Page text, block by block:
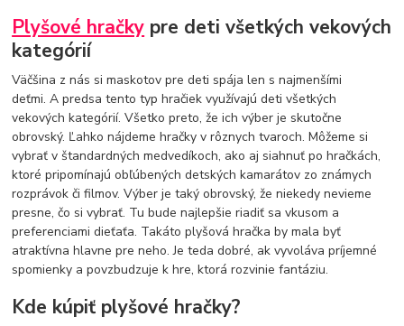
Plyšové hračky pre deti všetkých vekových
kategórií
Väčšina z nás si maskotov pre deti spája len s najmenšími
deťmi. A predsa tento typ hračiek využívajú deti všetkých
vekových kategórií. Všetko preto, že ich výber je skutočne
obrovský. Ľahko nájdeme hračky v rôznych tvaroch. Môžeme si
vybrať v štandardných medvedíkoch, ako aj siahnuť po hračkách,
ktoré pripomínajú obľúbených detských kamarátov zo známych
rozprávok či filmov. Výber je taký obrovský, že niekedy nevieme
presne, čo si vybrať. Tu bude najlepšie riadiť sa vkusom a
preferenciami dieťaťa. Takáto plyšová hračka by mala byť
atraktívna hlavne pre neho. Je teda dobré, ak vyvoláva príjemné
spomienky a povzbudzuje k hre, ktorá rozvinie fantáziu.
Kde kúpiť plyšové hračky?